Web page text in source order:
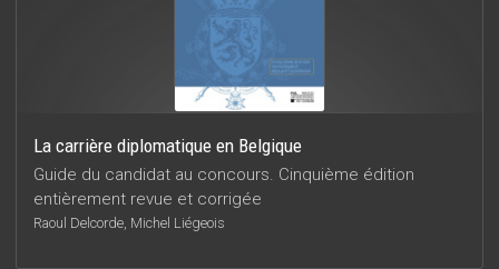
La carrière diplomatique en Belgique
Guide du candidat au concours. Cinquième édition
entièrement revue et corrigée
Raoul Delcorde, Michel Liégeois